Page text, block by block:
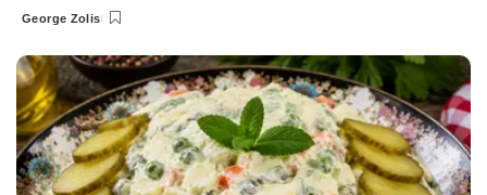
Posted
George Zolis